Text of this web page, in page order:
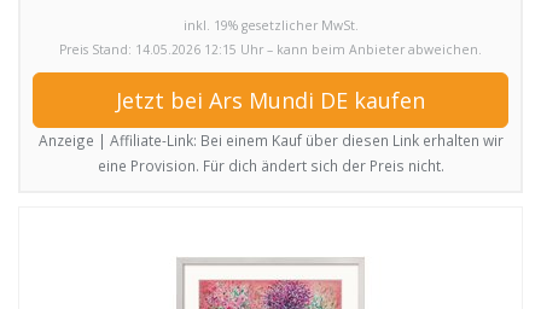
inkl. 19% gesetzlicher MwSt.
Preis Stand: 14.05.2026 12:15 Uhr – kann beim Anbieter abweichen.
Jetzt bei Ars Mundi DE kaufen
Anzeige | Affiliate-Link: Bei einem Kauf über diesen Link erhalten wir
eine Provision. Für dich ändert sich der Preis nicht.